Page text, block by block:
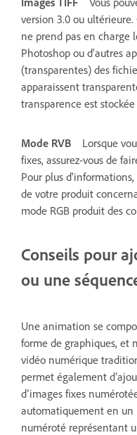
version 3.0 ou
ne prend pas en charge
Photoshop ou d'autres
(transparentes) des
apparaissent
transparence est
Mode RVB
Lorsque
fixes, assurez-vous de
Pour plus
de votre produit
mode RGB produit des
Conseils pour
ou une
Une animation se
forme de graphiques, et
vidéo numérique
permet également
d’images fixes
automatiquement en
numéroté représentant